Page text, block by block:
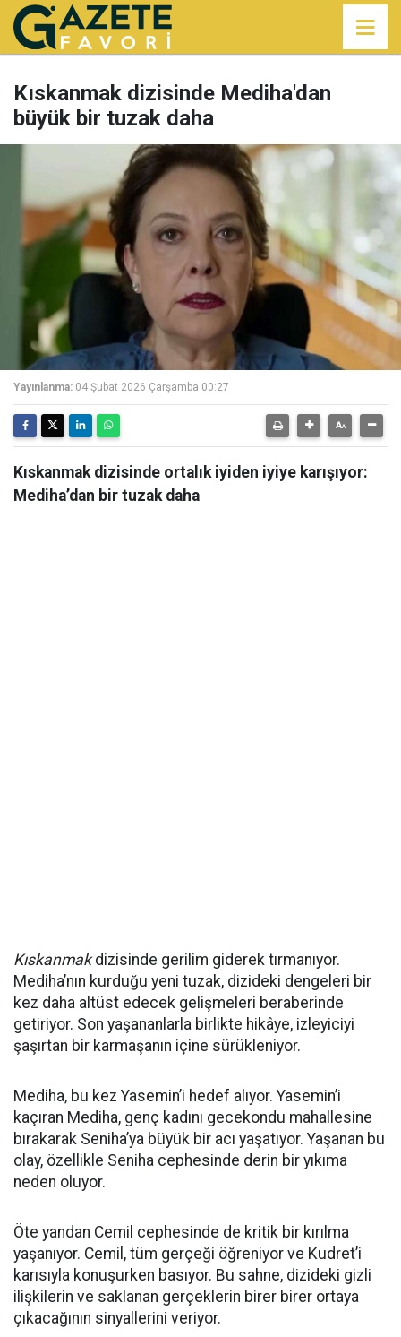
Kıskanmak dizisinde Mediha'dan
büyük bir tuzak daha
Yayınlanma: 04 Şubat 2026 Çarşamba 00:27
Kıskanmak dizisinde ortalık iyiden iyiye karışıyor:
Mediha’dan bir tuzak daha
Kıskanmakdizisinde gerilim giderek tırmanıyor.
Mediha’nın kurduğu yeni tuzak, dizideki dengeleri bir
kez daha altüst edecek gelişmeleri beraberinde
getiriyor. Son yaşananlarla birlikte hikâye, izleyiciyi
şaşırtan bir karmaşanın içine sürükleniyor.
Mediha, bu kez Yasemin’i hedef alıyor. Yasemin’i
kaçıran Mediha, genç kadını gecekondu mahallesine
bırakarak Seniha’ya büyük bir acı yaşatıyor. Yaşanan bu
olay, özellikle Seniha cephesinde derin bir yıkıma
neden oluyor.
Öte yandan Cemil cephesinde de kritik bir kırılma
yaşanıyor. Cemil, tüm gerçeği öğreniyor ve Kudret’i
karısıyla konuşurken basıyor. Bu sahne, dizideki gizli
ilişkilerin ve saklanan gerçeklerin birer birer ortaya
çıkacağının sinyallerini veriyor.